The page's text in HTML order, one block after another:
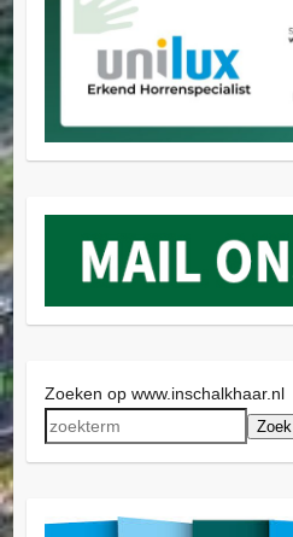
Zoeken op www.inschalkhaar.nl
Zoek